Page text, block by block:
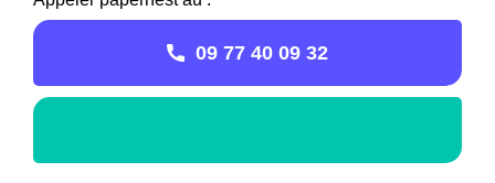
09 77 40 09 32